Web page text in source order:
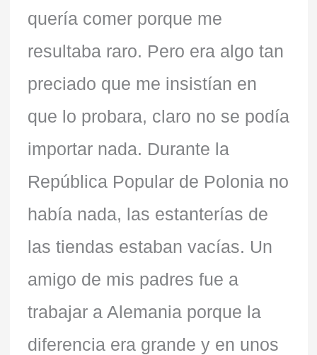
quería comer porque me
resultaba raro. Pero era algo tan
preciado que me insistían en
que lo probara, claro no se podía
importar nada. Durante la
República Popular de Polonia no
había nada, las estanterías de
las tiendas estaban vacías. Un
amigo de mis padres fue a
trabajar a Alemania porque la
diferencia era grande y en unos